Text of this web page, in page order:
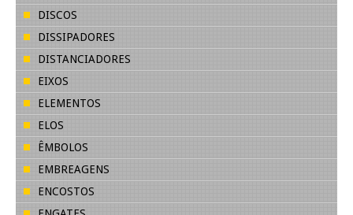
DISCOS
DISSIPADORES
DISTANCIADORES
EIXOS
ELEMENTOS
ELOS
ÊMBOLOS
EMBREAGENS
ENCOSTOS